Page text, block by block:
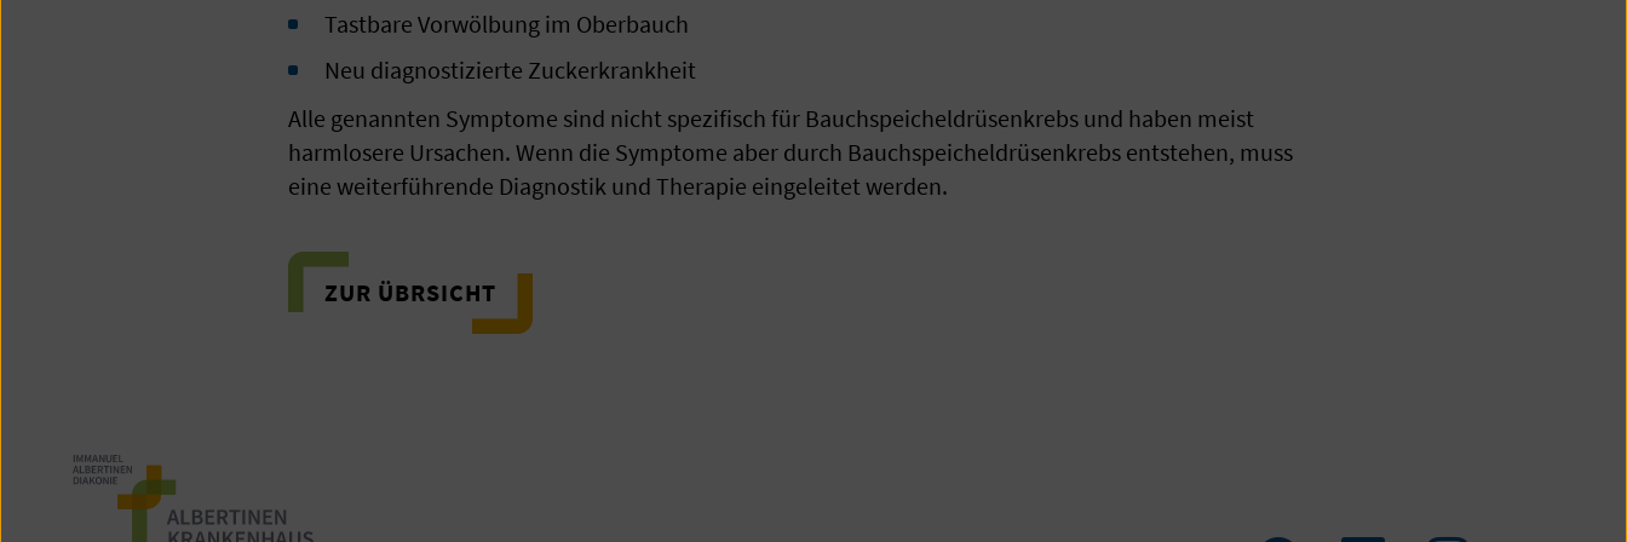
Tastbare Vorwölbung im Oberbauch
Neu diagnostizierte Zuckerkrankheit
Alle genannten Symptome sind nicht spezifisch für Bauchspeicheldrüsenkrebs und haben meist
harmlosere Ursachen. Wenn die Symptome aber durch Bauchspeicheldrüsenkrebs entstehen, muss
eine weiterführende Diagnostik und Therapie eingeleitet werden.
ZUR ÜBRSICHT